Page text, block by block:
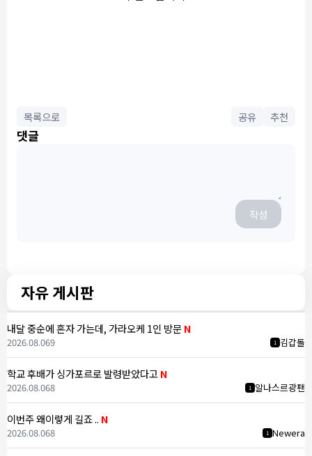
목록으로 공유 추천
댓글
작성
자유 게시판
내달 중순에 혼자 가는데, 가라오케 1인 방문N
1 김갑돌
2026.08.069
학교 후배가 싱가포르로 발령받았다고N
1 알나스르광팬
2026.08.068
이번주 왜이렇게 길죠 .. N
1 Newera
2026.08.068